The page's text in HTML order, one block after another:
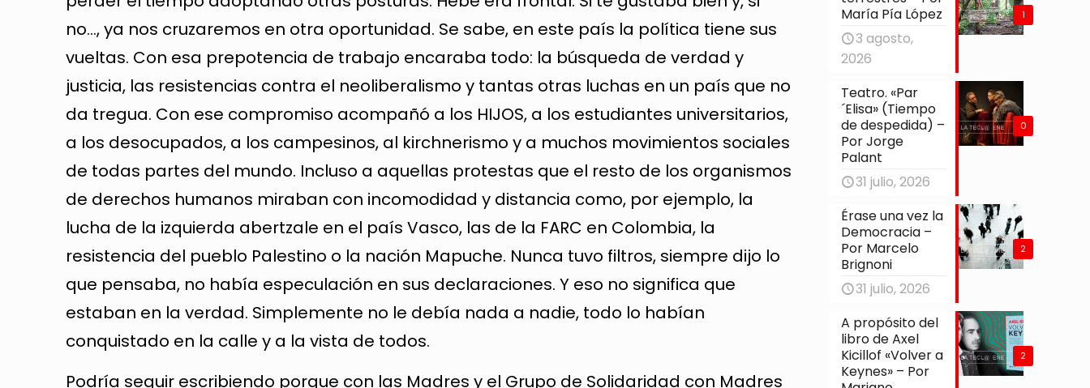
no…, ya nos cruzaremos en otra oportunidad. Se sabe, en este país la política tiene sus
vueltas. Con esa prepotencia de trabajo encaraba todo: la búsqueda de verdad y
justicia, las resistencias contra el neoliberalismo y tantas otras luchas en un país que no
da tregua. Con ese compromiso acompañó a los HIJOS, a los estudiantes universitarios,
a los desocupados, a los campesinos, al kirchnerismo y a muchos movimientos sociales
de todas partes del mundo. Incluso a aquellas protestas que el resto de los organismos
de derechos humanos miraban con incomodidad y distancia como, por ejemplo, la
lucha de la izquierda abertzale en el país Vasco, las de la FARC en Colombia, la
resistencia del pueblo Palestino o la nación Mapuche. Nunca tuvo filtros, siempre dijo lo
que pensaba, no había especulación en sus declaraciones. Y eso no significa que
estaban en la verdad. Simplemente no le debía nada a nadie, todo lo habían
conquistado en la calle y a la vista de todos.
Podría seguir escribiendo porque con las Madres y el Grupo de Solidaridad con Madres
1
María Pía López
3 agosto,
2026
0
Teatro. «Par
´Elisa» (Tiempo
de despedida) –
Por Jorge
Palant
31 julio, 2026
2
Érase una vez la
Democracia –
Por Marcelo
Brignoni
31 julio, 2026
2
A propósito del
libro de Axel
Kicillof «Volver a
Keynes» – Por